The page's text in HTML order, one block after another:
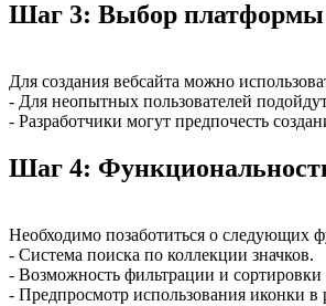
Шаг 3: Выбор платформы
Для создания вебсайта можно
- Для неопытных пользователей
- Разработчики могут предпочесть
Шаг 4:
Необходимо позаботиться о следующих
- Система поиска по коллекции значков.
- Возможность фильтрации и сортировки
- Предпросмотр использования иконки в